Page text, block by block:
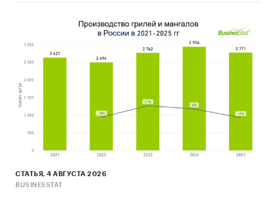
СТАТЬЯ, 4 АВГУСТА 2026
BUSINESSTAT